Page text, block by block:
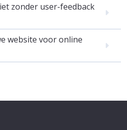
zonder user-feedback
website voor online